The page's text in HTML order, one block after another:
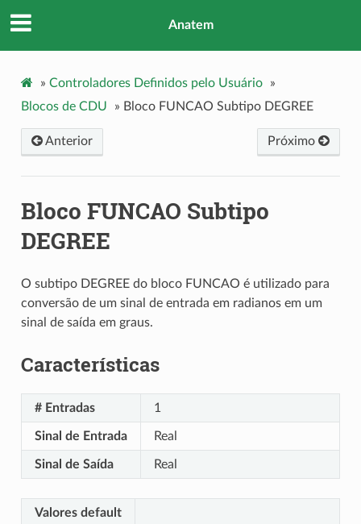
Anatem
» Controladores Definidos pelo Usuário
»
Blocos de CDU
» Bloco FUNCAO Subtipo DEGREE
Próximo
Anterior
Bloco FUNCAO Subtipo
DEGREE
O subtipo DEGREE do bloco FUNCAO é utilizado para
conversão de um sinal de entrada em radianos em um
sinal de saída em graus.
Características
# Entradas 1
Sinal de Entrada Real
Sinal de Saída Real
Valores default